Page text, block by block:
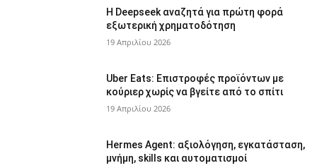
Η Deepseek αναζητά για πρώτη φορά
εξωτερική χρηματοδότηση
19 Απριλίου 2026
Uber Eats: Επιστροφές προϊόντων με
κούριερ χωρίς να βγείτε από το σπίτι
19 Απριλίου 2026
Hermes Agent: αξιολόγηση, εγκατάσταση,
μνήμη, skills και αυτοματισμοί